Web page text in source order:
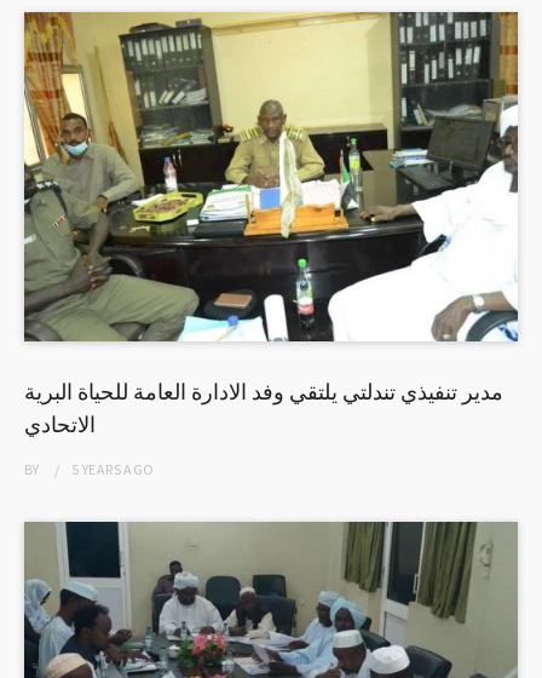
مدير تنفيذي تندلتي يلتقي وفد الادارة العامة للحياة البرية
الاتحادي
BY 5 YEARSAGO